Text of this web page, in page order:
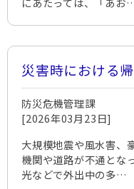
災害時における
防災危機管理課
[2026年03月23日]
大規模地震や風水害、
機関や道路が不通とな
光などで外出中の多…